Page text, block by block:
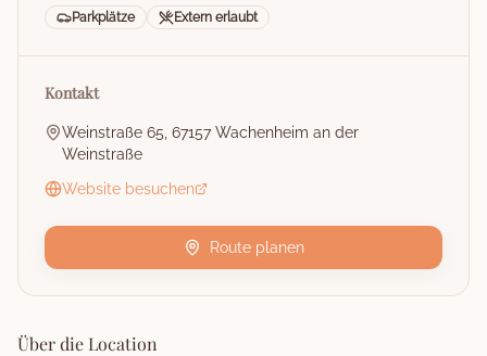
Parkplätze Extern erlaubt
Kontakt
Weinstraße 65, 67157 Wachenheim an der
Weinstraße
Website besuchen
Route planen
Über die Location